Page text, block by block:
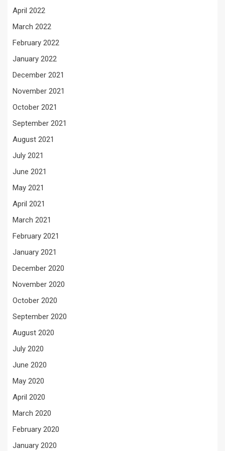
April 2022
March 2022
February 2022
January 2022
December 2021
November 2021
October 2021
September 2021
August 2021
July 2021
June 2021
May 2021
April 2021
March 2021
February 2021
January 2021
December 2020
November 2020
October 2020
September 2020
August 2020
July 2020
June 2020
May 2020
April 2020
March 2020
February 2020
January 2020